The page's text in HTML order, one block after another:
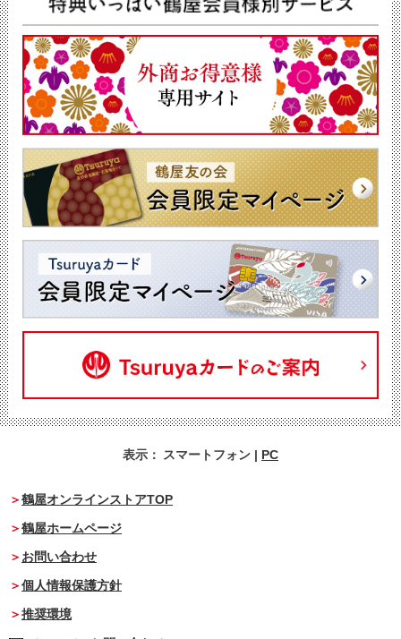
表示： スマートフォン | PC
鶴屋オンラインストアTOP
鶴屋ホームページ
お問い合わせ
個人情報保護方針
推奨環境